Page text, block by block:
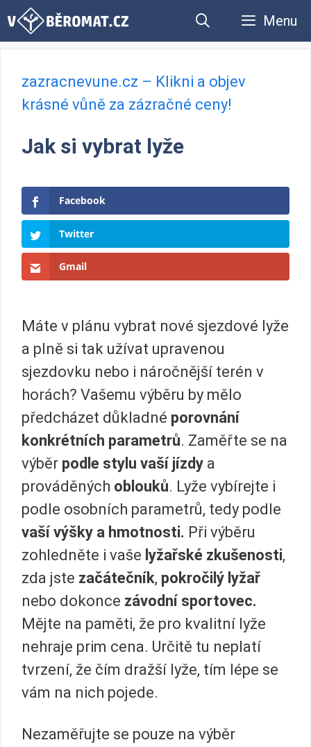
Přeskočit
Menu
zazracnevune.cz – Klikni a objev
krásné vůně za zázračné ceny!
Jak si vybrat lyže
Facebook
Twitter
Gmail
Máte v plánu vybrat nové sjezdové lyže
a plně si tak užívat upravenou
sjezdovku nebo i náročnější terén v
horách? Vašemu výběru by mělo
předcházet důkladné porovnání
konkrétních parametrů. Zaměřte se na
výběr podle stylu vaší jízdy a
prováděných oblouků. Lyže vybírejte i
podle osobních parametrů, tedy podle
vaší výšky a hmotnosti. Při výběru
zohledněte i vaše lyžařské zkušenosti,
zda jste začátečník, pokročilý lyžař
nebo dokonce závodní sportovec.
Mějte na paměti, že pro kvalitní lyže
nehraje prim cena. Určitě tu neplatí
tvrzení, že čím dražší lyže, tím lépe se
vám na nich pojede.
Nezaměřujte se pouze na výběr